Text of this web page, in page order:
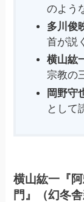
のよう
多川俊
首が説
横山紘
宗教の
岡野守
として
横山紘一『
門』（幻冬舎